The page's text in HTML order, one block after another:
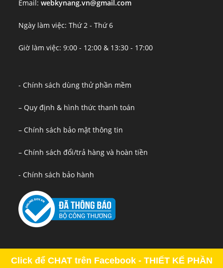
Email:webkynang.vn@gmail.com
Ngày làm việc: Thứ 2 - Thứ 6
Giờ làm việc: 9:00 - 12:00 & 13:30 - 17:00
- Chính sách dùng thử phần mềm
– Quy định & hình thức thanh toán
– Chính sách bảo mật thông tin
– Chính sách đổi/trả hàng và hoàn tiền
- Chính sách bảo hành
Click để CHAT trên Facebook - THIẾT KẾ PHẦN